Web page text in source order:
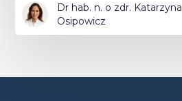
Dr hab. n. o zdr. Katarzyna
Osipowicz